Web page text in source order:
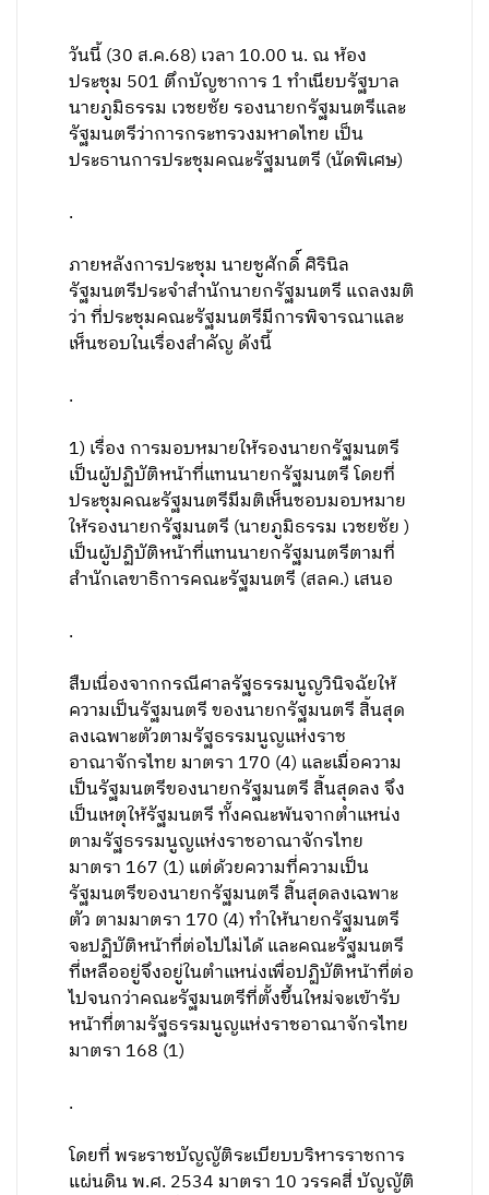
วันนี้ (30 ส.ค.68) เวลา 10.00 น. ณ ห้อง
ประชุม 501 ตึกบัญชาการ 1 ทำเนียบรัฐบาล
นายภูมิธรรม เวชยชัย รองนายกรัฐมนตรีและ
รัฐมนตรีว่าการกระทรวงมหาดไทย เป็น
ประธานการประชุมคณะรัฐมนตรี (นัดพิเศษ)
.
ภายหลังการประชุม นายชูศักดิ์ ศิรินิล
รัฐมนตรีประจำสำนักนายกรัฐมนตรี แถลงมติ
ว่า ที่ประชุมคณะรัฐมนตรีมีการพิจารณาและ
เห็นชอบในเรื่องสำคัญ ดังนี้
.
1) เรื่อง การมอบหมายให้รองนายกรัฐมนตรี
เป็นผู้ปฏิบัติหน้าที่แทนนายกรัฐมนตรี โดยที่
ประชุมคณะรัฐมนตรีมีมติเห็นชอบมอบหมาย
ให้รองนายกรัฐมนตรี (นายภูมิธรรม เวชยชัย )
เป็นผู้ปฏิบัติหน้าที่แทนนายกรัฐมนตรีตามที่
สำนักเลขาธิการคณะรัฐมนตรี (สลค.) เสนอ
.
สืบเนื่องจากกรณีศาลรัฐธรรมนูญวินิจฉัยให้
ความเป็นรัฐมนตรี ของนายกรัฐมนตรี สิ้นสุด
ลงเฉพาะตัวตามรัฐธรรมนูญแห่งราช
อาณาจักรไทย มาตรา 170 (4) และเมื่อความ
เป็นรัฐมนตรีของนายกรัฐมนตรี สิ้นสุดลง จึง
เป็นเหตุให้รัฐมนตรี ทั้งคณะพ้นจากตำแหน่ง
ตามรัฐธรรมนูญแห่งราชอาณาจักรไทย
มาตรา 167 (1) แต่ด้วยความที่ความเป็น
รัฐมนตรีของนายกรัฐมนตรี สิ้นสุดลงเฉพาะ
ตัว ตามมาตรา 170 (4) ทำให้นายกรัฐมนตรี
จะปฏิบัติหน้าที่ต่อไปไม่ได้ และคณะรัฐมนตรี
ที่เหลืออยู่จึงอยู่ในตำแหน่งเพื่อปฏิบัติหน้าที่ต่อ
ไปจนกว่าคณะรัฐมนตรีที่ตั้งขึ้นใหม่จะเข้ารับ
หน้าที่ตามรัฐธรรมนูญแห่งราชอาณาจักรไทย
มาตรา 168 (1)
.
โดยที่ พระราชบัญญัติระเบียบบริหารราชการ
แผ่นดิน พ.ศ. 2534 มาตรา 10 วรรคสี่ บัญญัติ